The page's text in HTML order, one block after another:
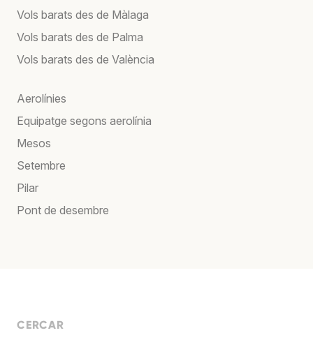
Vols barats des de Màlaga
Vols barats des de Palma
Vols barats des de València
Aerolínies
Equipatge segons aerolínia
Mesos
Setembre
Pilar
Pont de desembre
CERCAR